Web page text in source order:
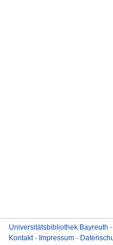
Universitätsbibliothek Bayreuth
Kontakt- Impressum -